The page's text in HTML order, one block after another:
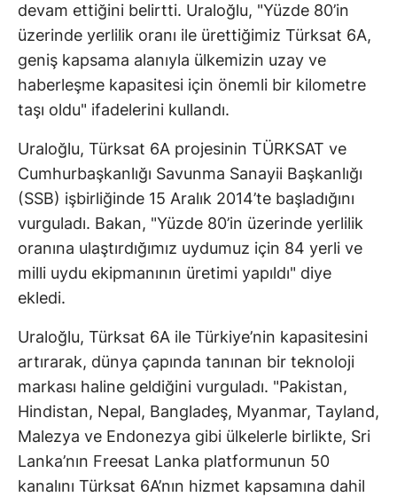
devam ettiğini belirtti. Uraloğlu, "Yüzde 80’in
üzerinde yerlilik oranı ile ürettiğimiz Türksat 6A,
geniş kapsama alanıyla ülkemizin uzay ve
haberleşme kapasitesi için önemli bir kilometre
taşı oldu" ifadelerini kullandı.
Uraloğlu, Türksat 6A projesinin TÜRKSAT ve
Cumhurbaşkanlığı Savunma Sanayii Başkanlığı
(SSB) işbirliğinde 15 Aralık 2014’te başladığını
vurguladı. Bakan, "Yüzde 80’in üzerinde yerlilik
oranına ulaştırdığımız uydumuz için 84 yerli ve
milli uydu ekipmanının üretimi yapıldı" diye
ekledi.
Uraloğlu, Türksat 6A ile Türkiye’nin kapasitesini
artırarak, dünya çapında tanınan bir teknoloji
markası haline geldiğini vurguladı. "Pakistan,
Hindistan, Nepal, Bangladeş, Myanmar, Tayland,
Malezya ve Endonezya gibi ülkelerle birlikte, Sri
Lanka’nın Freesat Lanka platformunun 50
kanalını Türksat 6A’nın hizmet kapsamına dahil